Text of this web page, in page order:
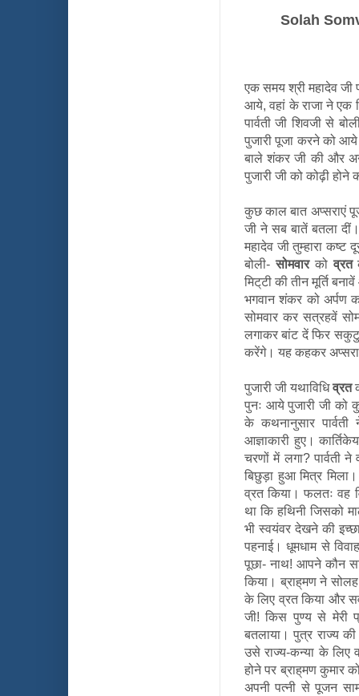
Solah
एक समय श्री महादेव जी
आये, वहां के राजा ने एक
पार्वती जी शिवजी से
पुजारी पूजा करने को
बाले शंकर जी की और
पुजारी जी को कोढ़ी होने
कुछ काल बात अप्सराएं
जी ने सब बातें बतला
महादेव जी तुम्हारा
बोली-सोमवारकोव्रत
मिट्‌टी की तीन मूर्ति
भगवान शंकर को अर्पण
सोमवार कर सत्रहवें
लगाकर बांट दें फिर
करेंगे। यह कहकर अप्सरा
पुजारी जी यथाविधिव्रत
पुनः आये पुजारी जी को
के कथनानुसार
आज्ञाकारी हुए।
चरणों में लगा? पार्वती
बिछुड़ा हुआ मित्र
व्रत किया। फलतः वह
था कि हथिनी जिसको
भी स्वयंवर देखने की
पहनाई। धूमधाम से
पूछा- नाथ! आपने कौन
किया। ब्राह्‌मण ने सोलह
के लिए व्रत किया और
जी! किस पुण्य से मेरी
बतलाया। पुत्र राज्य
उसे राज्य-कन्या के लिए
होने पर ब्राह्‌मण कुमार
अपनी पत्नी से पूजन